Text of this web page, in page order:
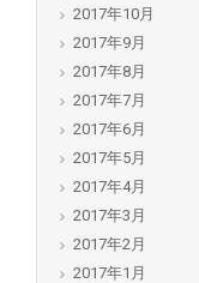
2017年10月
2017年9月
2017年8月
2017年7月
2017年6月
2017年5月
2017年4月
2017年3月
2017年2月
2017年1月